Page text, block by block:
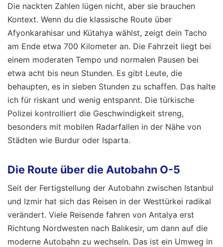
Die nackten Zahlen lügen nicht, aber sie brauchen
Kontext. Wenn du die klassische Route über
Afyonkarahisar und Kütahya wählst, zeigt dein Tacho
am Ende etwa 700 Kilometer an. Die Fahrzeit liegt bei
einem moderaten Tempo und normalen Pausen bei
etwa acht bis neun Stunden. Es gibt Leute, die
behaupten, es in sieben Stunden zu schaffen. Das halte
ich für riskant und wenig entspannt. Die türkische
Polizei kontrolliert die Geschwindigkeit streng,
besonders mit mobilen Radarfallen in der Nähe von
Städten wie Burdur oder Isparta.
Die Route über die Autobahn O-5
Seit der Fertigstellung der Autobahn zwischen Istanbul
und Izmir hat sich das Reisen in der Westtürkei radikal
verändert. Viele Reisende fahren von Antalya erst
Richtung Nordwesten nach Balıkesir, um dann auf die
moderne Autobahn zu wechseln. Das ist ein Umweg in